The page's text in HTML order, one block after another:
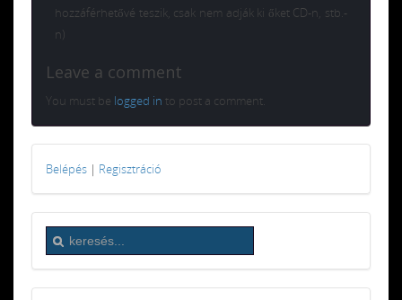
hozzáférhetővé teszik, csak nem adják ki őket CD-n, stb.-
n)
Leave a comment
You must be logged in to post a comment.
Belépés | Regisztráció